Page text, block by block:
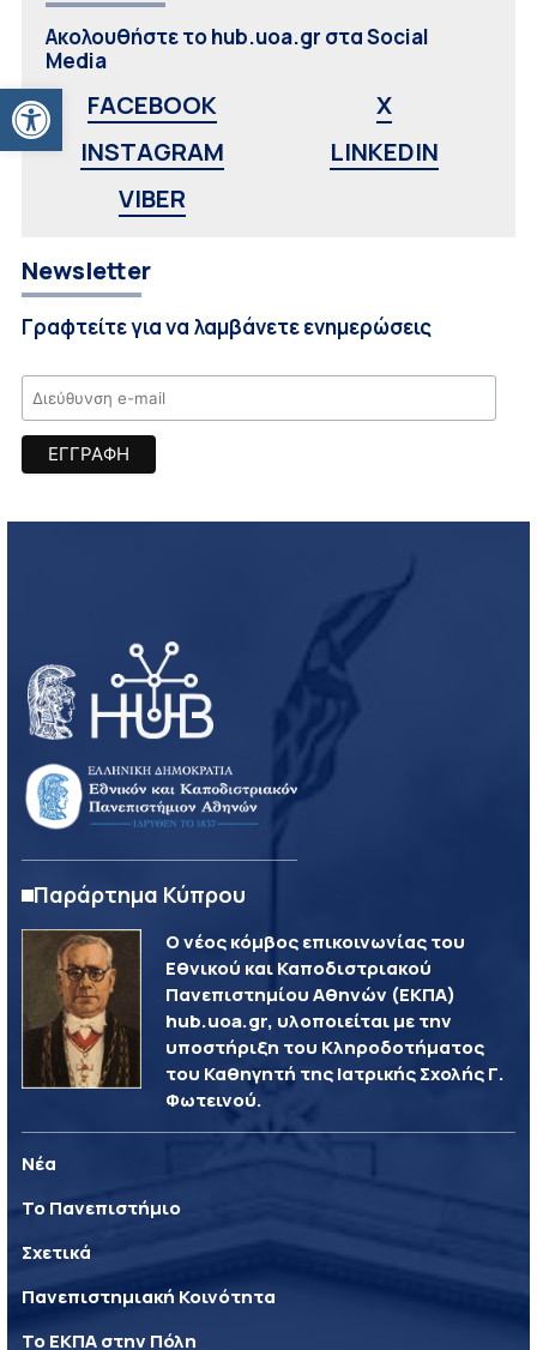
Ανοίξτε τη γραμμή εργαλείων
Ακολουθήστε το hub.uoa.gr στα Social
Media
FACEBOOK
X
INSTAGRAM
LINKEDIN
VIBER
Newsletter
Γραφτείτε για να λαμβάνετε ενημερώσεις
Παράρτημα Κύπρου
Ο νέος κόμβος επικοινωνίας του
Εθνικού και Καποδιστριακού
Πανεπιστημίου Αθηνών (ΕΚΠΑ)
hub.uoa.gr, υλοποιείται με την
υποστήριξη του Κληροδοτήματος
του Καθηγητή της Ιατρικής Σχολής Γ.
Φωτεινού.
Νέα
Το Πανεπιστήμιο
Σχετικά
Πανεπιστημιακή Κοινότητα
Το ΕΚΠΑ στην Πόλη